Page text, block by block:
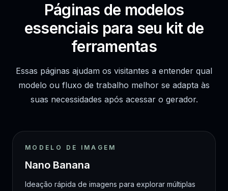
Páginas de modelos
essenciais para seu kit de
ferramentas
Essas páginas ajudam os visitantes a entender qual
modelo ou fluxo de trabalho melhor se adapta às
suas necessidades após acessar o gerador.
MODELO DE IMAGEM
Nano Banana
Ideação rápida de imagens para explorar múltiplas